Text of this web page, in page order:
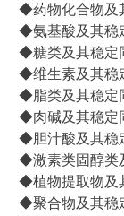
◆药物化合物及
◆氨基酸及其稳
◆糖类及其稳定
◆维生素及其稳
◆脂类及其稳定
◆肉碱及其稳定
◆胆汁酸及其稳
◆激素类固醇类
◆植物提取物及
◆聚合物及其稳